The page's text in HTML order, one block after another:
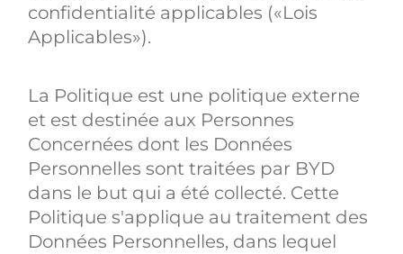
confidentialité applicables («Lois
Applicables»).
La Politique est une politique externe
et est destinée aux Personnes
Concernées dont les Données
Personnelles sont traitées par BYD
dans le but qui a été collecté. Cette
Politique s'applique au traitement des
Données Personnelles, dans lequel